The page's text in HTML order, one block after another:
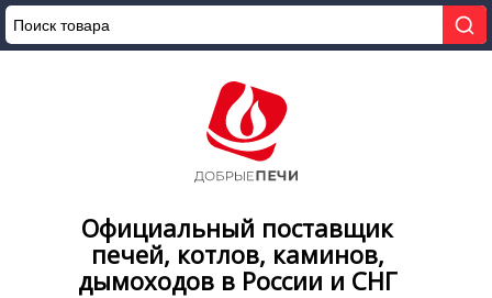
Официальный поставщик
печей, котлов, каминов,
дымоходов в России и СНГ